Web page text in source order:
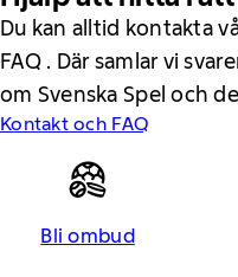
Du kan alltid kontakta
FAQ . Där samlar vi
om Svenska Spel och
Kontakt och FAQ
Bli ombud